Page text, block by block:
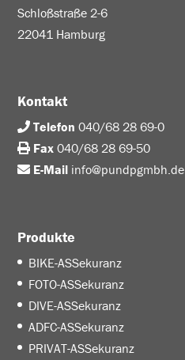
Schloßstraße 2-6
22041 Hamburg
Kontakt
Telefon 040/68 28 69-0
Fax 040/68 28 69-50
E-Mail info@pundpgmbh.de
Produkte
BIKE-ASSekuranz
FOTO-ASSekuranz
DIVE-ASSekuranz
ADFC-ASSekuranz
PRIVAT-ASSekuranz